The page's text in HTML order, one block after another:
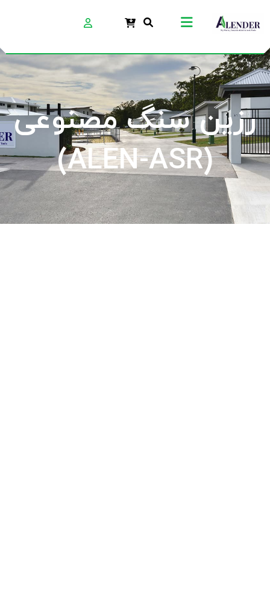
رزین سنگ مصنوعی
(ALEN-ASR)